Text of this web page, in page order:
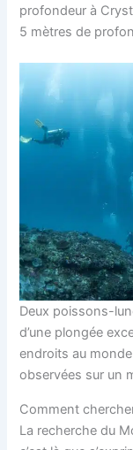
profondeur à
5 mètres de
Deux poissons-
d’une plongée
endroits au
observées sur un
Comment
La recherche du